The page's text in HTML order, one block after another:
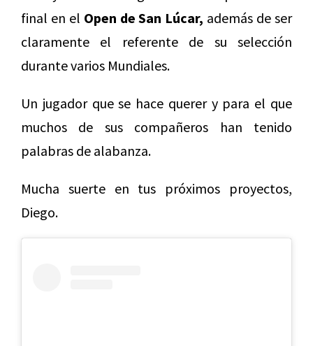
final en el Open de San Lúcar, además de ser
claramente el referente de su selección
durante varios Mundiales.
Un jugador que se hace querer y para el que
muchos de sus compañeros han tenido
palabras de alabanza.
Mucha suerte en tus próximos proyectos,
Diego.